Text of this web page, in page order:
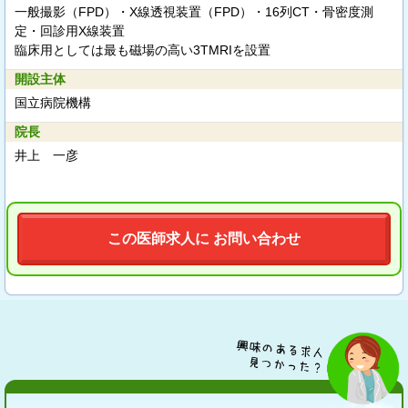
一般撮影（FPD）・X線透視装置（FPD）・16列CT・骨密度測
定・回診用X線装置
臨床用としては最も磁場の高い3TMRIを設置
開設主体
国立病院機構
院長
井上 一彦
この医師求人に お問い合わせ